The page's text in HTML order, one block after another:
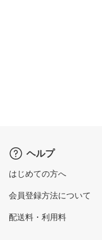
ヘルプ
はじめての方へ
会員登録方法について
配送料・利用料